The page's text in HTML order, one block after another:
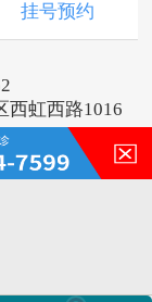
挂号预约
西虹西路1016
病医院
断及医疗依
有转载或引
系。